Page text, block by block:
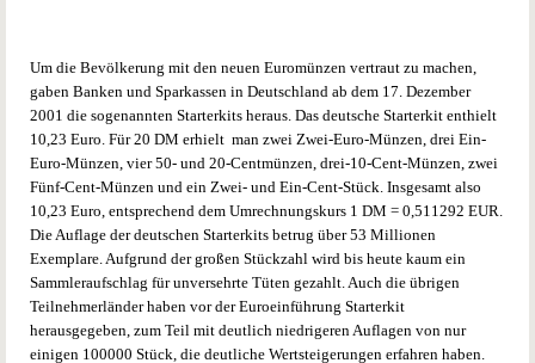
Um die Bevölkerung mit den neuen Euromünzen vertraut zu machen,
gaben Banken und Sparkassen in Deutschland ab dem 17. Dezember
2001 die sogenannten Starterkits heraus. Das deutsche Starterkit enthielt
10,23 Euro. Für 20 DM erhielt man zwei Zwei-Euro-Münzen, drei Ein-
Euro-Münzen, vier 50- und 20-Centmünzen, drei-10-Cent-Münzen, zwei
Fünf-Cent-Münzen und ein Zwei- und Ein-Cent-Stück. Insgesamt also
10,23 Euro, entsprechend dem Umrechnungskurs 1 DM = 0,511292 EUR.
Die Auflage der deutschen Starterkits betrug über 53 Millionen
Exemplare. Aufgrund der großen Stückzahl wird bis heute kaum ein
Sammleraufschlag für unversehrte Tüten gezahlt. Auch die übrigen
Teilnehmerländer haben vor der Euroeinführung Starterkit
herausgegeben, zum Teil mit deutlich niedrigeren Auflagen von nur
einigen 100000 Stück, die deutliche Wertsteigerungen erfahren haben.